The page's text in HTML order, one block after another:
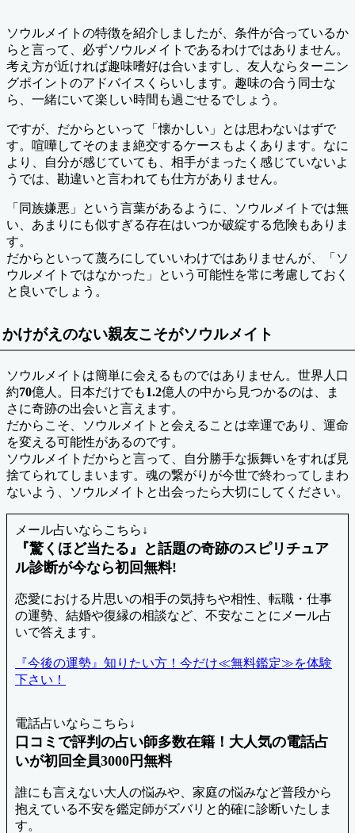
ソウルメイトの特徴を紹介しましたが、条件が合っているか
らと言って、必ずソウルメイトであるわけではありません。
考え方が近ければ趣味嗜好は合いますし、友人ならターニン
グポイントのアドバイスくらいします。趣味の合う同士な
ら、一緒にいて楽しい時間も過ごせるでしょう。
ですが、だからといって「懐かしい」とは思わないはずで
す。喧嘩してそのまま絶交するケースもよくあります。なに
より、自分が感じていても、相手がまったく感じていないよ
うでは、勘違いと言われても仕方がありません。
「同族嫌悪」という言葉があるように、ソウルメイトでは無
い、あまりにも似すぎる存在はいつか破綻する危険もありま
す。
だからといって蔑ろにしていいわけではありませんが、「ソ
ウルメイトではなかった」という可能性を常に考慮しておく
と良いでしょう。
かけがえのない親友こそがソウルメイト
ソウルメイトは簡単に会えるものではありません。世界人口
約70億人。日本だけでも1.2億人の中から見つかるのは、ま
さに奇跡の出会いと言えます。
だからこそ、ソウルメイトと会えることは幸運であり、運命
を変える可能性があるのです。
ソウルメイトだからと言って、自分勝手な振舞いをすれば見
捨てられてしまいます。魂の繋がりが今世で終わってしまわ
ないよう、ソウルメイトと出会ったら大切にしてください。
メール占いならこちら↓
『驚くほど当たる』と話題の奇跡のスピリチュア
ル診断が今なら初回無料!
恋愛における片思いの相手の気持ちや相性、転職・仕事
の運勢、結婚や復縁の相談など、不安なことにメール占
いで答えます。
『今後の運勢』知りたい方！今だけ≪無料鑑定≫を体験
下さい！
電話占いならこちら↓
口コミで評判の占い師多数在籍！大人気の電話占
いが初回全員3000円無料
誰にも言えない大人の悩みや、家庭の悩みなど普段から
抱えている不安を鑑定師がズバリと的確に診断いたしま
す。